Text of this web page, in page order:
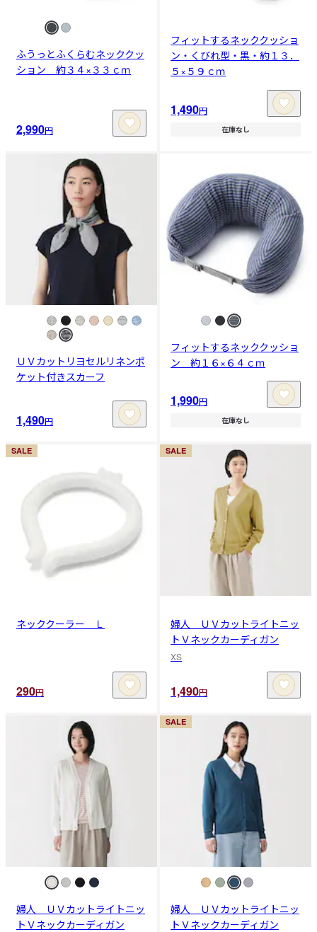
ふうっとふくらむネッククッ
ション 約３４×３３ｃｍ
2,990円
フィットするネッククッショ
ン・くびれ型・黒・約１３．
５×５９ｃｍ
1,490円
在庫なし
ＵＶカットリヨセルリネンポ
ケット付きスカーフ
1,490円
フィットするネッククッショ
ン 約１６×６４ｃｍ
1,990円
在庫なし
SALE
ネッククーラー Ｌ
290円
SALE
婦人 ＵＶカットライトニッ
トＶネックカーディガン
XS
1,490円
婦人 ＵＶカットライトニッ
トＶネックカーディガン
SALE
婦人 ＵＶカットライトニッ
トＶネックカーディガン